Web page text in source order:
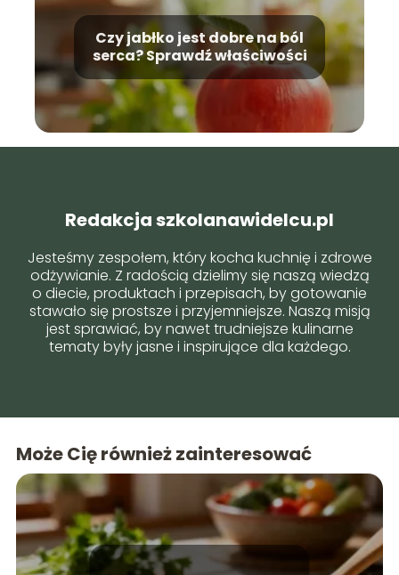
Czy jabłko jest dobre na ból
serca? Sprawdź właściwości
Redakcja szkolanawidelcu.pl
Jesteśmy zespołem, który kocha kuchnię i zdrowe
odżywianie. Z radością dzielimy się naszą wiedzą
o diecie, produktach i przepisach, by gotowanie
stawało się prostsze i przyjemniejsze. Naszą misją
jest sprawiać, by nawet trudniejsze kulinarne
tematy były jasne i inspirujące dla każdego.
Może Cię również zainteresować